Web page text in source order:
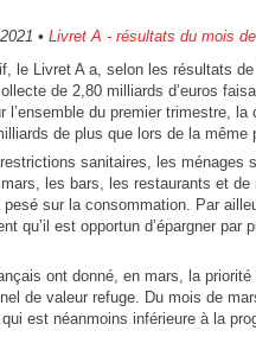
• Livret A - résultats du mois
le Livret A a, selon les résultats
de 2,80 milliards d’euros
du premier trimestre,
de plus que lors de la même
sanitaires, les ménages
les bars, les restaurants et
sur la consommation. Par
qu’il est opportun d’épargner par
ont donné, en mars, la
de valeur refuge. Du mois de
est néanmoins inférieure à la